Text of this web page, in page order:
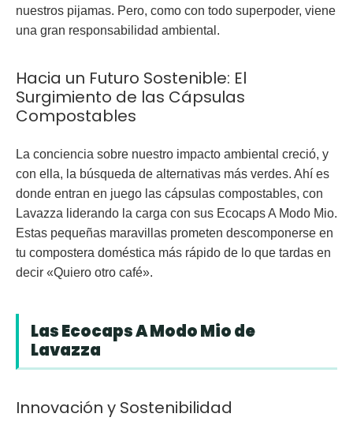
nuestros pijamas. Pero, como con todo superpoder, viene
una gran responsabilidad ambiental.
Hacia un Futuro Sostenible: El
Surgimiento de las Cápsulas
Compostables
La conciencia sobre nuestro impacto ambiental creció, y
con ella, la búsqueda de alternativas más verdes. Ahí es
donde entran en juego las cápsulas compostables, con
Lavazza liderando la carga con sus Ecocaps A Modo Mio.
Estas pequeñas maravillas prometen descomponerse en
tu compostera doméstica más rápido de lo que tardas en
decir «Quiero otro café».
Las Ecocaps A Modo Mio de
Lavazza
Innovación y Sostenibilidad